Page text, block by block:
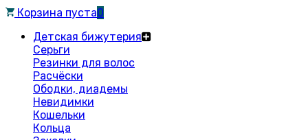
Корзина пуста0
Детская бижутерия
Серьги
Резинки для волос
Расчёски
Ободки, диадемы
Невидимки
Кошельки
Кольца